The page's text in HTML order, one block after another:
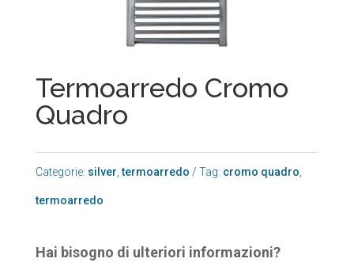
Termoarredo Cromo
Quadro
Categorie: silver,termoarredo Tag: cromo quadro,
termoarredo
Hai bisogno di ulteriori informazioni?